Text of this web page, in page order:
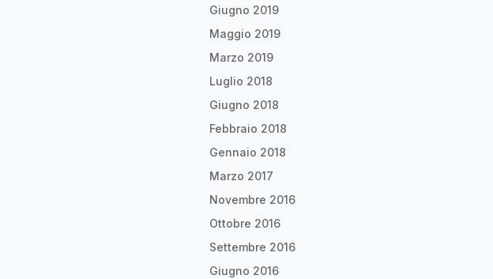
Giugno 2019
Maggio 2019
Marzo 2019
Luglio 2018
Giugno 2018
Febbraio 2018
Gennaio 2018
Marzo 2017
Novembre 2016
Ottobre 2016
Settembre 2016
Giugno 2016